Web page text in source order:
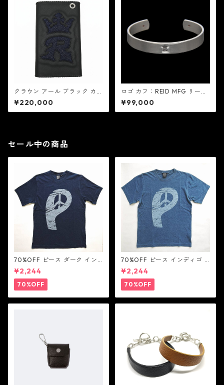
クラウン アール ブラック カウ
ハイド - ネイビー スティング
レイ：REID MFG リード エム
エフジー
¥220,000
ロゴ カフ：REID MFG リード
エムエフジー
¥99,000
セール中の商品
70%OFF ピース ダーク イン
ディゴ Tシャツ：LOVE N' PEA
CE N' ROCK ' ROLL ラブ ン
ピース ン ロック ン ロール
¥2,244
70%OFF
70%OFF ピース インディゴ T
シャツ：LOVE N' PEACE N' R
OCK ' ROLL ラブ ン ピース ン
ロック ン ロール
¥2,244
70%OFF